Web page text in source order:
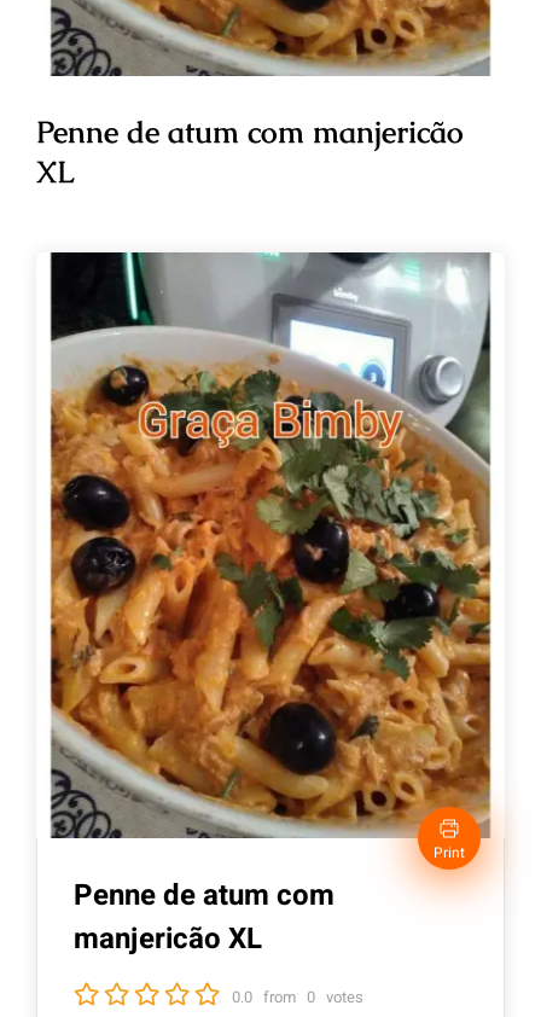
Penne de atum com manjericão
XL
Print
Penne de atum com
manjericão XL
0.0 from 0 votes